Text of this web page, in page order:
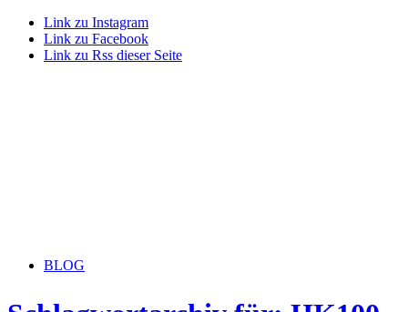
Link zu Instagram
Link zu Facebook
Link zu Rss dieser Seite
BLOG